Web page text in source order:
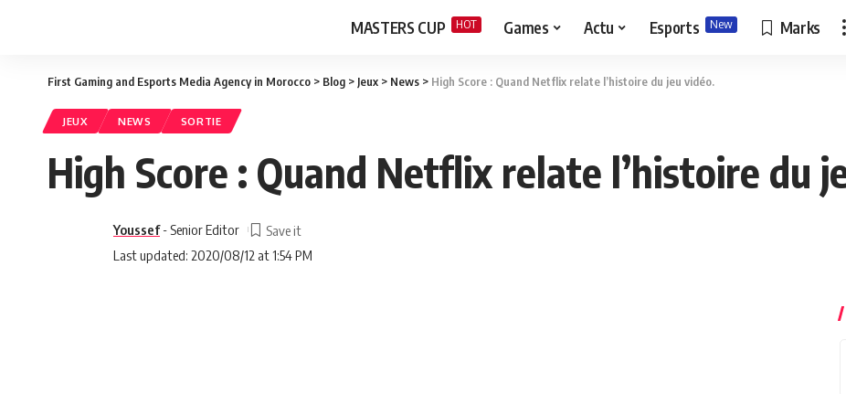
MASTERS CUP HOT Games Actu Esports New Marks
First Gaming and Esports Media Agency in Morocco > Blog > Jeux > News > High Score : Quand Netflix relate l’histoire du jeu vidéo.
JEUX NEWS SORTIE
High Score : Quand Netflix relate l’histoire du
Last updated: 2020/08/12 at 1:54 PM
Youssef- Senior Editor